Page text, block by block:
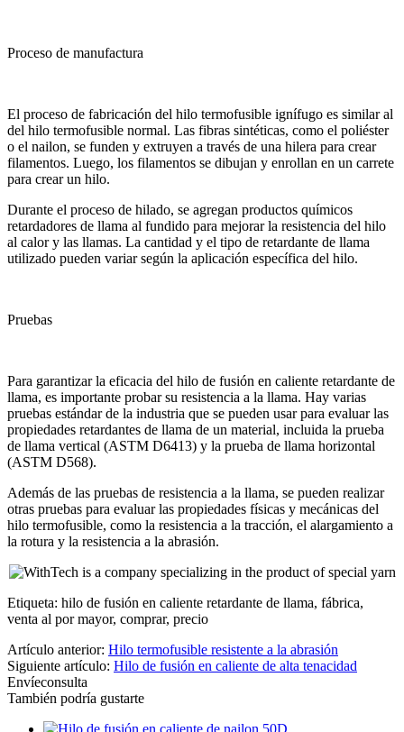
Proceso de manufactura
El proceso de fabricación del hilo termofusible ignífugo es similar al
del hilo termofusible normal. Las fibras sintéticas, como el poliéster
o el nailon, se funden y extruyen a través de una hilera para crear
filamentos. Luego, los filamentos se dibujan y enrollan en un carrete
para crear un hilo.
Durante el proceso de hilado, se agregan productos químicos
retardadores de llama al fundido para mejorar la resistencia del hilo
al calor y las llamas. La cantidad y el tipo de retardante de llama
utilizado pueden variar según la aplicación específica del hilo.
Pruebas
Para garantizar la eficacia del hilo de fusión en caliente retardante de
llama, es importante probar su resistencia a la llama. Hay varias
pruebas estándar de la industria que se pueden usar para evaluar las
propiedades retardantes de llama de un material, incluida la prueba
de llama vertical (ASTM D6413) y la prueba de llama horizontal
(ASTM D568).
Además de las pruebas de resistencia a la llama, se pueden realizar
otras pruebas para evaluar las propiedades físicas y mecánicas del
hilo termofusible, como la resistencia a la tracción, el alargamiento a
la rotura y la resistencia a la abrasión.
Etiqueta: hilo de fusión en caliente retardante de llama, fábrica,
venta al por mayor, comprar, precio
Artículo anterior: Hilo termofusible resistente a la abrasión
Siguiente artículo: Hilo de fusión en caliente de alta tenacidad
Envíeconsulta
También podría gustarte